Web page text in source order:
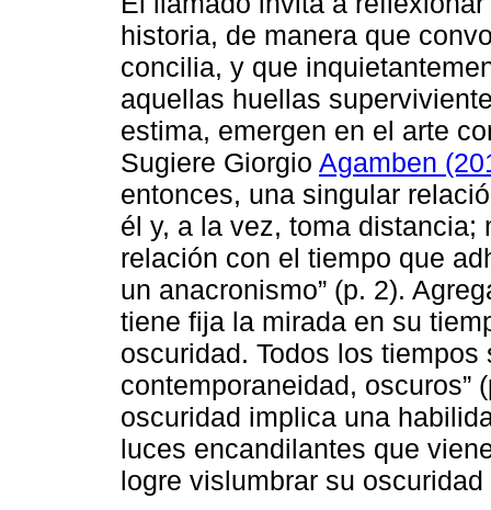
historia, de manera que
concilia, y que
aquellas huellas
estima, emergen en el arte
Sugiere Giorgio Agamben
entonces, una singular
él y, a la vez, toma
relación con el tiempo que
un anacronismo” (p. 2).
tiene fija la mirada en su
oscuridad. Todos los
contemporaneidad, oscuros”
oscuridad implica una
luces encandilantes que
logre vislumbrar su